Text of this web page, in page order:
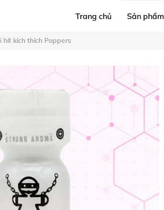
Trang chủ Sản phẩm
hít kích thích Poppers